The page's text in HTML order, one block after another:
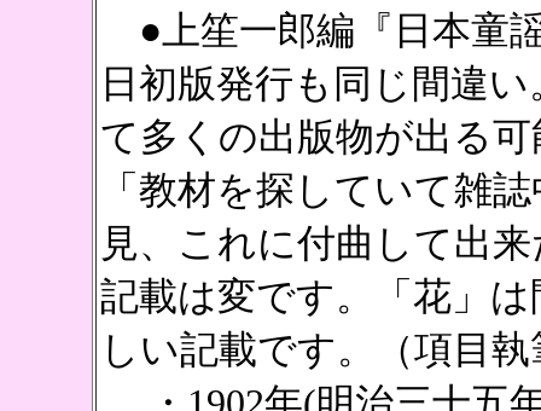
●上笙一郎編『日本童
日初版発行も同じ間違
て多くの出版物が出る
「教材を探していて雑
見、これに付曲して出
記載は変です。「花」
しい記載です。（項目